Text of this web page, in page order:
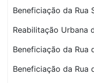
Beneficiação da Rua
Reabilitação Urbana
Beneficiação da Rua
Beneficiação da Rua